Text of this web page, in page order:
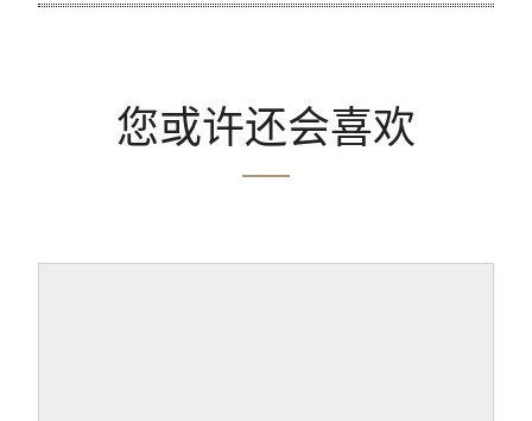
您或许还会喜欢